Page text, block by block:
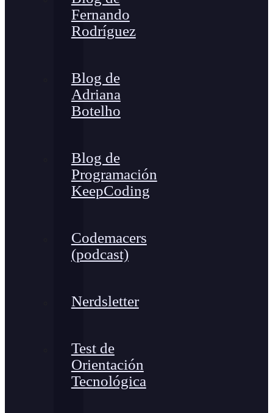
Fernando
Rodríguez
Blog de
Adriana
Botelho
Blog de
Programación
KeepCoding
Codemacers
(podcast)
Nerdsletter
Test de
Orientación
Tecnológica